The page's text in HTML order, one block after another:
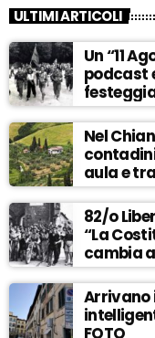
ULTIMI ARTICOLI
Un “11
podcast
Nel
aula e
82/o
“La
cambia
Arrivano
FOTO